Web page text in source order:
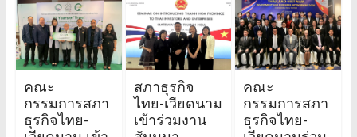
คณะ
กรรมการสภา
ธุรกิจไทย-
สภาธุรกิจ
ไทย-เวียดนาม
เข้าร่วมงาน
คณะ
กรรมการสภา
ธุรกิจไทย-